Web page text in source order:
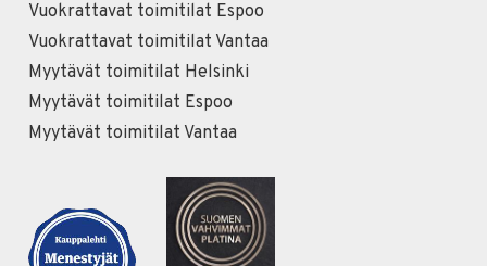
Vuokrattavat toimitilat Espoo
Vuokrattavat toimitilat Vantaa
Myytävät toimitilat Helsinki
Myytävät toimitilat Espoo
Myytävät toimitilat Vantaa